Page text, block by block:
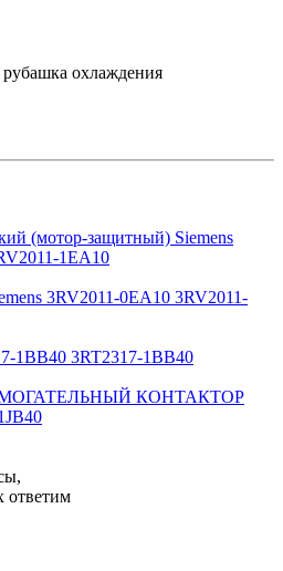
охлаждения
(мотор-защитный) Siemens
1EA10
3RV2011-0EA10 3RV2011-
1BB40 3RT2317-1BB40
КОНТАКТОР
ответим